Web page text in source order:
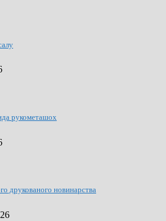
рукометашох
друкованого новинарства